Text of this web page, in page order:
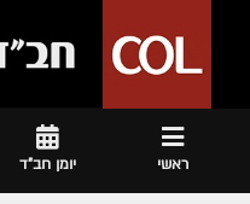
ראשי יומן חב"ד